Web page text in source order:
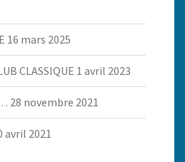
16 mars 2025
CLASSIQUE 1 avril 2023
28 novembre 2021
avril 2021